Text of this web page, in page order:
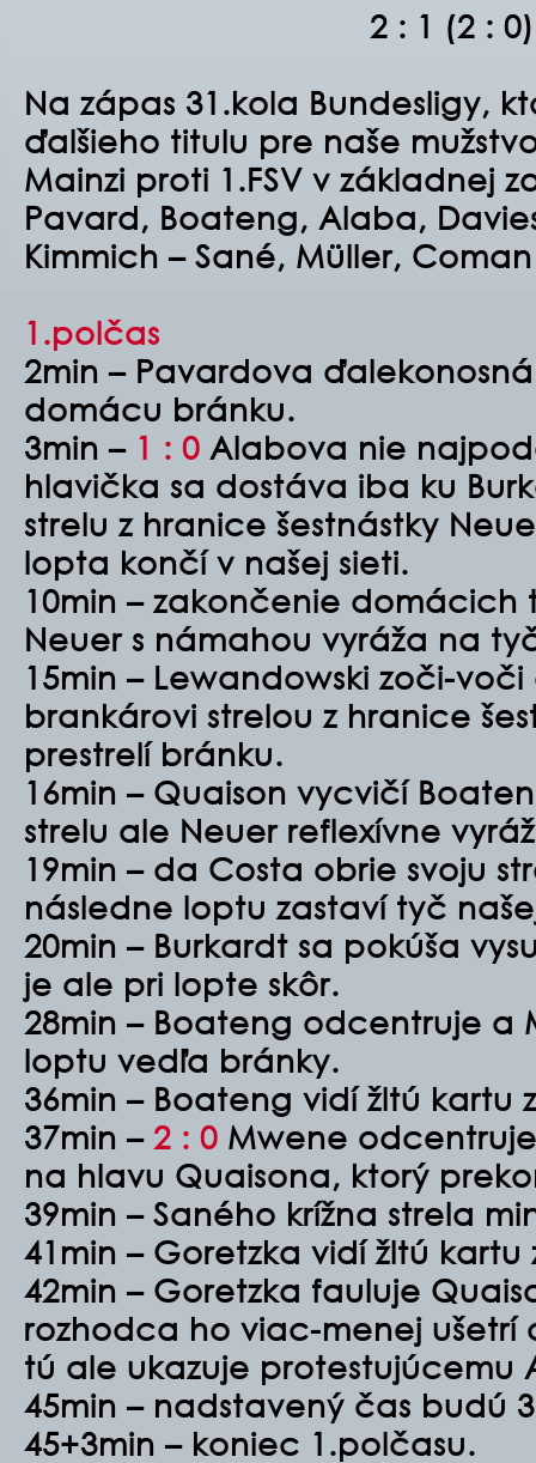
2 : 1 (2 : 0)
Na zápas 31.kola Bundesligy,
ďalšieho titulu pre naše
Mainzi proti 1.FSV v základnej
Pavard, Boateng, Alaba,
Kimmich – Sané, Müller,
1.polčas
2min – Pavardova
domácu bránku.
3min – 1 : 0 Alabova nie
hlavička sa dostáva iba ku
strelu z hranice šestnástky
lopta končí v našej sieti.
10min – zakončenie
Neuer s námahou vyráža na
15min – Lewandowski zoči-
brankárovi strelou z hranice
prestrelí bránku.
16min – Quaison vycvičí
strelu ale Neuer reflexívne
19min – da Costa obrie svoju
následne loptu zastaví tyč
20min – Burkardt sa pokúša
je ale pri lopte skôr.
28min – Boateng odcentruje a
loptu vedľa bránky.
36min – Boateng vidí žltú kartu
37min – 2 : 0 Mwene
na hlavu Quaisona, ktorý
39min – Saného krížna strela
41min – Goretzka vidí žltú
42min – Goretzka fauluje
rozhodca ho viac-menej ušetrí
tú ale ukazuje protestujúcemu
45min – nadstavený čas budú
45+3min – koniec 1.polčasu.